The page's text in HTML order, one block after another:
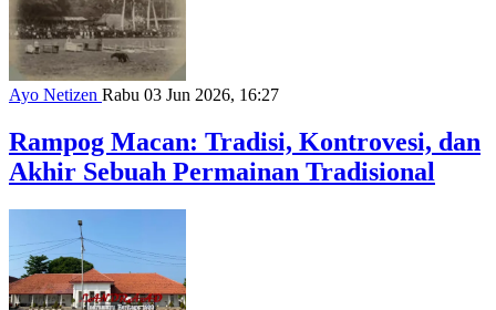
Ayo Netizen Rabu 03 Jun 2026, 16:27
Rampog Macan: Tradisi, Kontrovesi, dan
Akhir Sebuah Permainan Tradisional